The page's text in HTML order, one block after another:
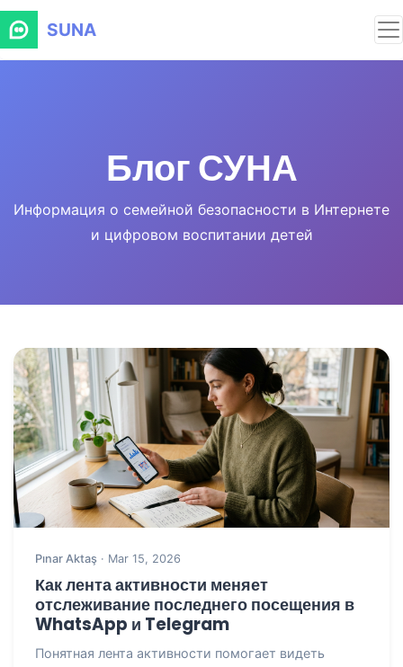
SUNA
Блог СУНА
Информация о семейной безопасности в Интернете
и цифровом воспитании детей
Pınar Aktaş · Mar 15, 2026
Как лента активности меняет
отслеживание последнего посещения в
WhatsApp и Telegram
Понятная лента активности помогает видеть